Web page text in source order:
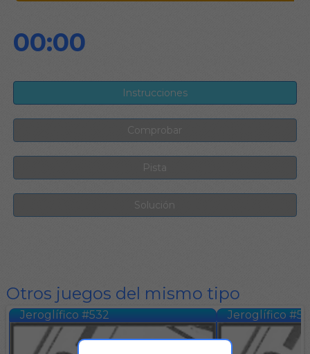
00:00
Otros juegos del mismo tipo
Jeroglífico #532 Jeroglífico